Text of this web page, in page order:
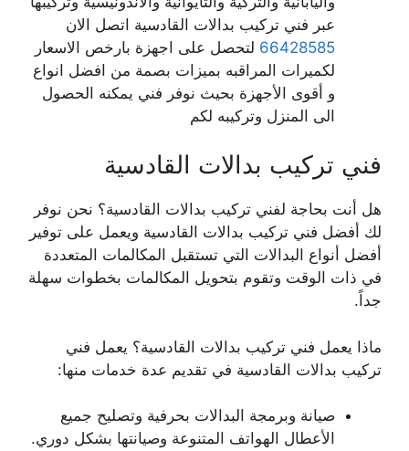
عبر فني تركيب بدالات القادسية اتصل الان
66428585 لتحصل على اجهزة بارخص الاسعار
لكميرات المراقبه بميزات بصمة من افضل انواع
و أقوى الأجهزة بحيث نوفر فني يمكنه الحصول
الى المنزل وتركيبه لكم
فني تركيب بدالات القادسية
هل أنت بحاجة لفني تركيب بدالات القادسية؟ نحن نوفر
لك أفضل فني تركيب بدالات القادسية ويعمل على توفير
أفضل أنواع البدالات التي تستقبل المكالمات المتعددة
في ذات الوقت وتقوم بتحويل المكالمات بخطوات سهلة
جداً.
ماذا يعمل فني تركيب بدالات القادسية؟ يعمل فني
تركيب بدالات القادسية في تقديم عدة خدمات منها:
صيانة وبرمجة البدالات بحرفية وتصليح جميع
الأعطال الهواتف المتنوعة وصيانتها بشكل دوري.